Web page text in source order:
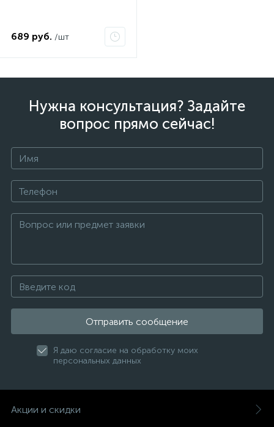
689 руб. /шт
Нужна консультация? Задайте
вопрос прямо сейчас!
Отправить сообщение
Я даю согласие на обработку моих
персональных данных
Акции и скидки